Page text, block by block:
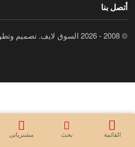
أتصل بنا
© 2008 - 2026 السوق لايف. تصميم
القائمة بحث مشترياتى